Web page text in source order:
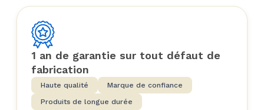
1 an de garantie sur tout défaut de
fabrication
Haute qualité
Marque de confiance
Produits de longue durée